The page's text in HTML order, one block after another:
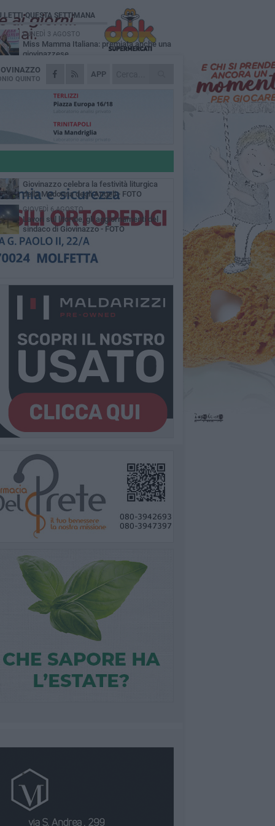
APP
QUINTO
LETTI QUESTA SETTIMANA
LUNEDÌ 3 AGOSTO
Miss Mamma Italiana: premiata anche una
giovinazzese
MARTEDÌ 4 AGOSTO
Liquidi oleosi sul litorale di Giovinazzo,
MERCOLEDÌ 5 AGOSTO
l'assessora Ciliento prova a spegnere le
«Giovinazzo, a che punto siamo?»:
MARTEDÌ 4 AGOSTO
Giovinazzo celebra la festività liturgica
della Madonna degli Angeli - FOTO
GIOVEDÌ 6 AGOSTO
Lavori sul litorale, gli aggiornamenti del
sindaco di Giovinazzo - FOTO